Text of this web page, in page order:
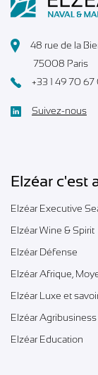
48 rue de la
75008 Paris
+33 1 49 70
Suivez-nous
Elzéar c'est
Elzéar Executive
Elzéar Wine & Spirit
Elzéar Défense
Elzéar Afrique,
Elzéar Luxe et
Elzéar Agribusiness
Elzéar Education